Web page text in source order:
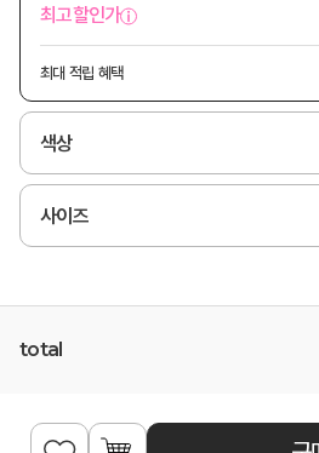
최고할인가
최대 적립 혜택
색상
사이즈
total